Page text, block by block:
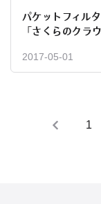
パケットフィル
「さくらのクラ
2017-05-01
1